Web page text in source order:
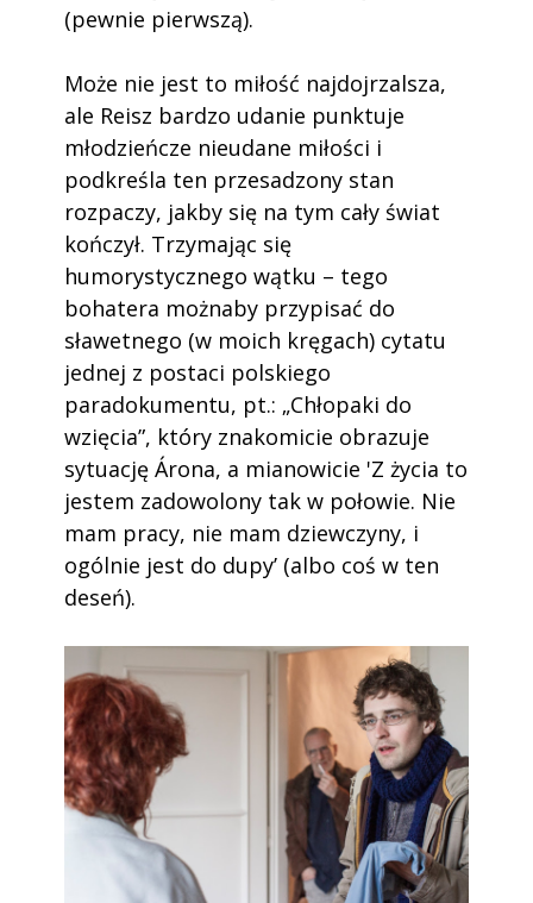
(pewnie pierwszą).
Może nie jest to miłość najdojrzalsza,
ale Reisz bardzo udanie punktuje
młodzieńcze nieudane miłości i
podkreśla ten przesadzony stan
rozpaczy, jakby się na tym cały świat
kończył. Trzymając się
humorystycznego wątku – tego
bohatera możnaby przypisać do
sławetnego (w moich kręgach) cytatu
jednej z postaci polskiego
paradokumentu, pt.: „Chłopaki do
wzięcia”, który znakomicie obrazuje
sytuację Árona, a mianowicie 'Z życia to
jestem zadowolony tak w połowie. Nie
mam pracy, nie mam dziewczyny, i
ogólnie jest do dupy’ (albo coś w ten
deseń).